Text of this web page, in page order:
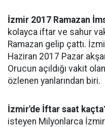
İzmir 2017 Ramazan
kolayca iftar ve sahur
Ramazan gelip çattı.
Haziran 2017 Pazar
Orucun açıldığı vakit olan
özlenen yanlarından biri.
İzmir'de İftar saat
isteyen Milyonlarca